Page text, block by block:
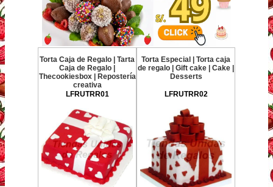
Torta Caja de Regalo | Tarta
Caja de Regalo |
Thecookiesbox | Repostería
creativa
LFRUTRR01
Torta Especial | Torta caja
de regalo | Gift cake | Cake |
Desserts
LFRUTRR02